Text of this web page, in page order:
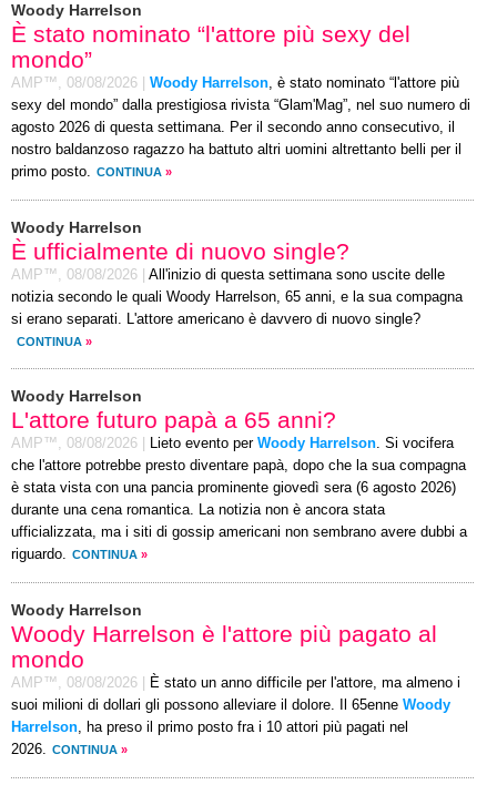
Woody Harrelson
È stato nominato “l'attore più sexy del
mondo”
AMP™, 08/08/2026 Woody Harrelson, è stato nominato “l'attore più
sexy del mondo” dalla prestigiosa rivista “Glam'Mag”, nel suo numero di
agosto 2026 di questa settimana. Per il secondo anno consecutivo, il
nostro baldanzoso ragazzo ha battuto altri uomini altrettanto belli per il
primo posto. CONTINUA »
Woody Harrelson
È ufficialmente di nuovo single?
AMP™, 08/08/2026
All'inizio di questa settimana sono uscite delle
notizia secondo le quali Woody Harrelson, 65 anni, e la sua compagna
si erano separati. L'attore americano è davvero di nuovo single?
CONTINUA »
Woody Harrelson
L'attore futuro papà a 65 anni?
AMP™, 08/08/2026 Lieto evento per Woody Harrelson. Si vocifera
che l'attore potrebbe presto diventare papà, dopo che la sua compagna
è stata vista con una pancia prominente giovedì sera (6 agosto 2026)
durante una cena romantica. La notizia non è ancora stata
ufficializzata, ma i siti di gossip americani non sembrano avere dubbi a
riguardo. CONTINUA »
Woody Harrelson
Woody Harrelson è l'attore più pagato al
mondo
AMP™, 08/08/2026
È stato un anno difficile per l'attore, ma almeno i
suoi milioni di dollari gli possono alleviare il dolore. Il 65enne Woody
Harrelson, ha preso il primo posto fra i 10 attori più pagati nel
2026. CONTINUA »